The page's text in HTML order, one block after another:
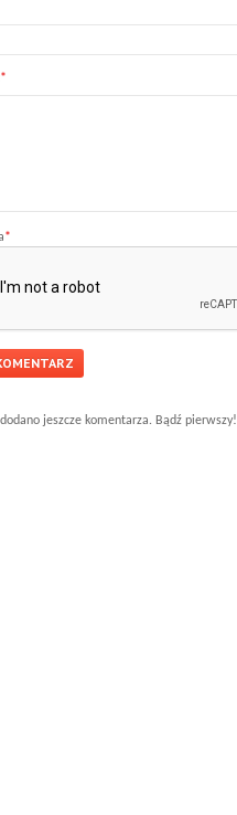
*
*
jeszcze komentarza. Bądź pierwszy!